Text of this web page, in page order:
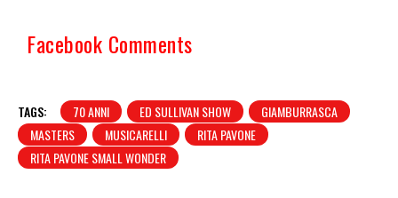
Facebook Comments
TAGS: 70 ANNI ED SULLIVAN SHOW
GIAMBURRASCA
MASTERS
MUSICARELLI
RITA PAVONE
RITA PAVONE SMALL WONDER